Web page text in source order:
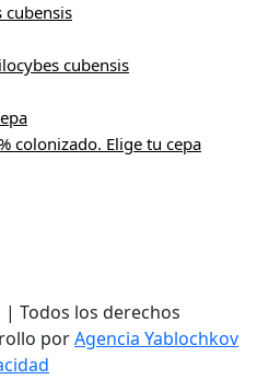
cubensis
cubensis
colonizado. Elige tu cepa
Todos los derechos
porAgencia Yablochkov